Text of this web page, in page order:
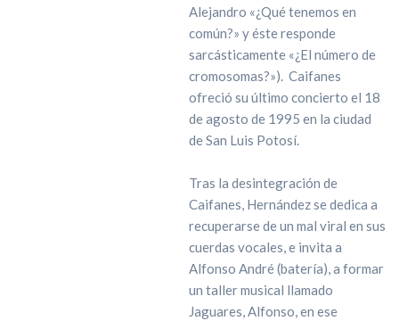
Alejandro «¿Qué tenemos en
común?» y éste responde
sarcásticamente «¿El número de
cromosomas?»). Caifanes
ofreció su último concierto el 18
de agosto de 1995 en la ciudad
de San Luis Potosí.
Tras la desintegración de
Caifanes, Hernández se dedica a
recuperarse de un mal viral en sus
cuerdas vocales, e invita a
Alfonso André (batería), a formar
un taller musical llamado
Jaguares, Alfonso, en ese